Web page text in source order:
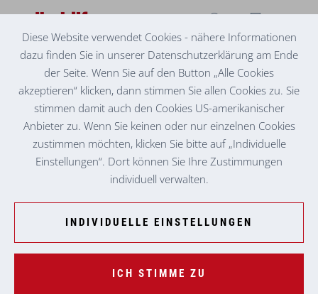
KINDERBILDUNG- UND -BETREUUNG
WEITERBILDUNG IM BEREICH "MELDUNG UND
DOKUMENTATION" FÜR TAGESELTERN
für die Jüngsten. Umso wichtiger, wenn Tageseltern für Ihre
Arbeit mit Kindern geschulte Augen und Ohren haben, um
Fälle von Gewalt oder Missbrauch früh zu erkennen.
Diese Website verwendet Cookies - nähere Informationen
dazu finden Sie in unserer Datenschutzerklärung am Ende
der Seite. Wenn Sie auf den Button „Alle Cookies
akzeptieren“ klicken, dann stimmen Sie allen Cookies zu. Sie
stimmen damit auch den Cookies US-amerikanischer
Anbieter zu. Wenn Sie keinen oder nur einzelnen Cookies
zustimmen möchten, klicken Sie bitte auf „Individuelle
Einstellungen“. Dort können Sie Ihre Zustimmungen
individuell verwalten.
INDIVIDUELLE EINSTELLUNGEN
ICH STIMME ZU